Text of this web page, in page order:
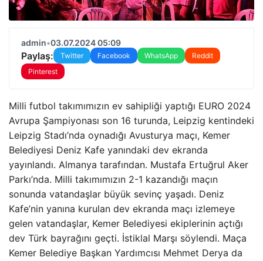
admin•03.07.2024 05:09
Paylaş: Twitter Facebook WhatsApp
Reddit
Pinterest
Milli futbol takımımızın ev sahipliği yaptığı EURO 2024
Avrupa Şampiyonası son 16 turunda, Leipzig kentindeki
Leipzig Stadı’nda oynadığı Avusturya maçı, Kemer
Belediyesi Deniz Kafe yanındaki dev ekranda
yayınlandı. Almanya tarafından. Mustafa Ertuğrul Aker
Parkı’nda. Milli takımımızın 2-1 kazandığı maçın
sonunda vatandaşlar büyük sevinç yaşadı. Deniz
Kafe’nin yanına kurulan dev ekranda maçı izlemeye
gelen vatandaşlar, Kemer Belediyesi ekiplerinin açtığı
dev Türk bayrağını geçti. İstiklal Marşı söylendi. Maça
Kemer Belediye Başkan Yardımcısı Mehmet Derya da